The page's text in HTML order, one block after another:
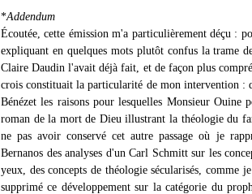
*Addendum
Écoutée, cette émission m'a particulièrement déçu :
expliquant en quelques mots plutôt confus la trame
Claire Daudin l'avait déjà fait, et de façon plus
crois constituait la particularité de mon intervention :
Bénézet les raisons pour lesquelles Monsieur
roman de la mort de Dieu illustrant la théologie du
ne pas avoir conservé cet autre passage où je
Bernanos des analyses d'un Carl Schmitt sur les
yeux, des concepts de théologie sécularisés, comme
supprimé ce développement sur la catégorie du